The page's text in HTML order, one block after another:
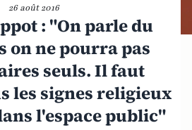
26 août 2016
: "On parle du
on ne pourra pas
seuls. Il faut
les signes religieux
l'espace public"